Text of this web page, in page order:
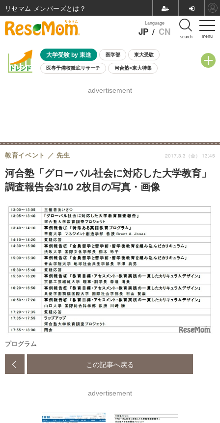
menu
Language
JP / CN search
大学受験 by 東進 医学部 東大受験
医専予備校徹底リサーチ 河合塾×東大特集
8月開催学校説明会・相談会
advertisement
河合塾「グローバル社会に対応した大学教育」
調査報告会3/10 2枚目の写真・画像
教育イベント 先生 2017.3.3（金） 13:45
プログラム
この記事へ戻る
advertisement
リセマム メンバーズ